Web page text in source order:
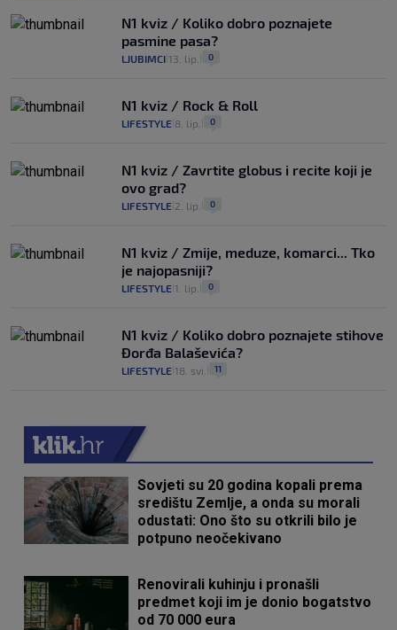
N1 kviz / Koliko dobro poznajete
pasmine pasa?
LJUBIMCI 13. lip. 0
N1 kviz / Rock & Roll
LIFESTYLE 8. lip. 0
N1 kviz / Zavrtite globus i recite koji je
ovo grad?
LIFESTYLE 2. lip. 0
N1 kviz / Zmije, meduze, komarci... Tko
je najopasniji?
LIFESTYLE 1. lip. 0
N1 kviz / Koliko dobro poznajete stihove
Đorđa Balaševića?
LIFESTYLE 18. svi. 11
Sovjeti su 20 godina kopali prema
središtu Zemlje, a onda su morali
odustati: Ono što su otkrili bilo je
potpuno neočekivano
Renovirali kuhinju i pronašli
predmet koji im je donio bogatstvo
od 70 000 eura